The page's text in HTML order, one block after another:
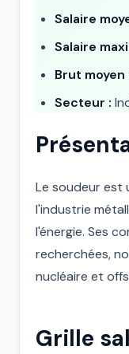
Salaire
Salaire
Brut moyen
Secteur :
Le soudeur est
l'industrie
l'énergie. Ses
recherchées,
nucléaire et
Grille